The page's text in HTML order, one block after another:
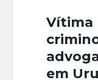
Vítima
em